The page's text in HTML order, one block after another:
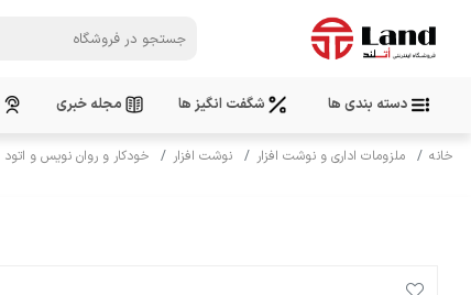
دسته بندی ها شگفت انگیز ها مجله خبری
خانه ملزومات اداری و نوشت افزار نوشت افزار خودکار و روان نویس و اتود